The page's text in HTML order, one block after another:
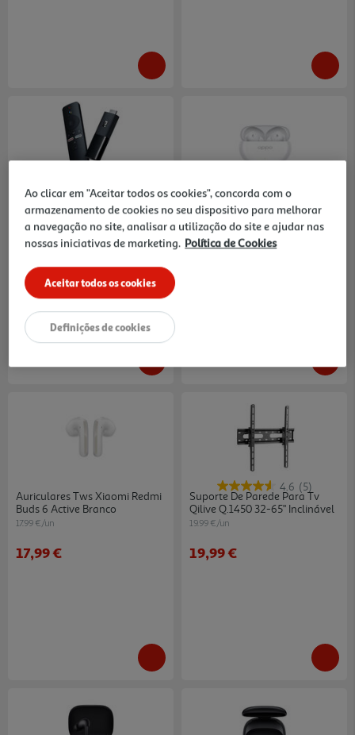
3.4 (17)
Xiaomi Mi Stick Android Tv
1/8gb
49.99 €/un
Auriculares Tws Oppo Enco Air
4 Branco
24.99 €/un
Auriculares Tws Xiaomi Redmi
Buds 6 Active Branco
17.99 €/un
17,99 €
4.6 (5)
Suporte De Parede Para Tv
Qilive Q.1450 32-65" Inclinável
19.99 €/un
19,99 €
Ao clicar em "Aceitar todos os cookies", concorda com o
armazenamento de cookies no seu dispositivo para melhorar
a navegação no site, analisar a utilização do site e ajudar nas
nossas iniciativas de marketing. Política de Cookies
Aceitar todos os cookies
Definições de cookies